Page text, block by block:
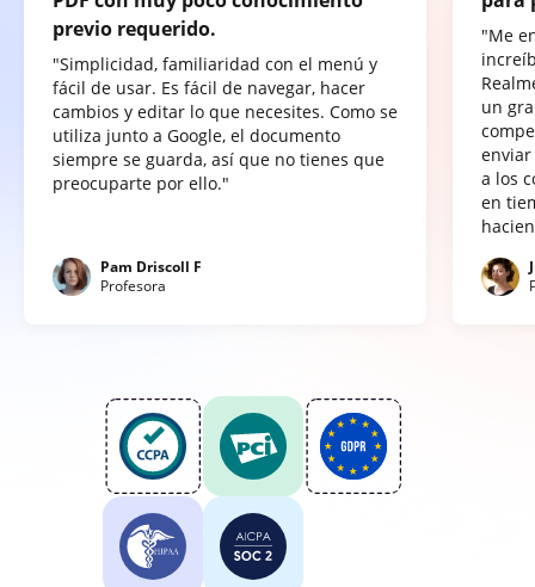
previo requerido.
"Simplicidad, familiaridad con el menú y
fácil de usar. Es fácil de navegar, hacer
cambios y editar lo que necesites. Como se
utiliza junto a Google, el documento
siempre se guarda, así que no tienes que
preocuparte por ello."
Pam Driscoll F
Profesora
"Me
un
a los
en